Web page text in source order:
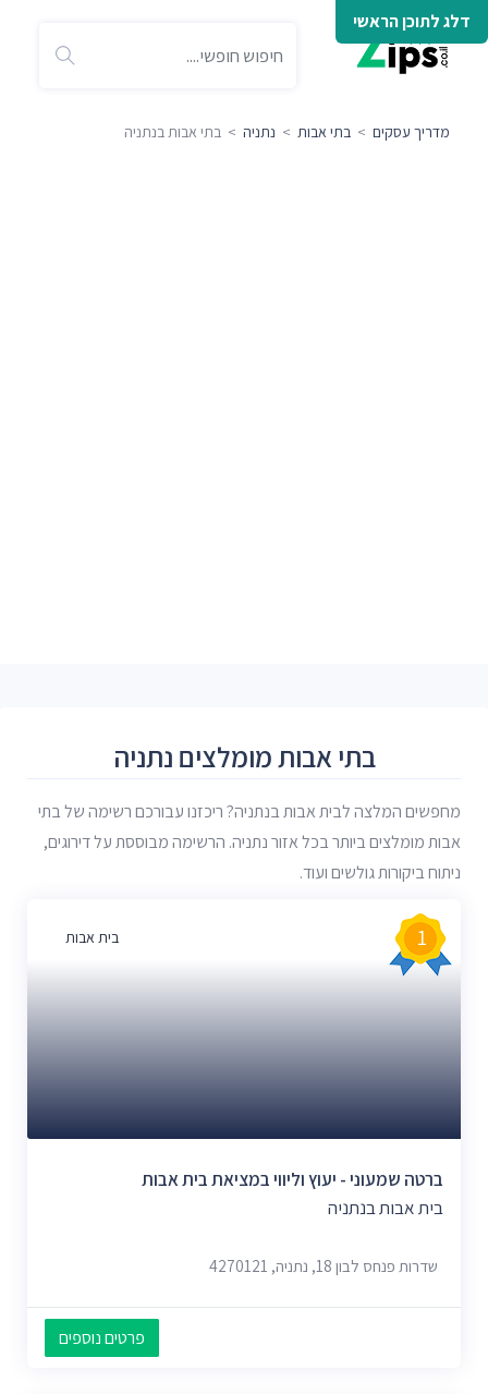
דלג לתוכן הראשי
מדריך עסקים > בתי אבות > נתניה > בתי אבות בנתניה
בתי אבות מומלצים נתניה
מחפשים המלצה לבית אבות בנתניה? ריכזנו עבורכם רשימה של בתי
אבות מומלצים ביותר בכל אזור נתניה. הרשימה מבוססת על דירוגים,
ניתוח ביקורות גולשים ועוד.
בית אבות 1
ברטה שמעוני - יעוץ וליווי במציאת בית אבות
בית אבות בנתניה
שדרות פנחס לבון 18, נתניה, 4270121
פרטים נוספים